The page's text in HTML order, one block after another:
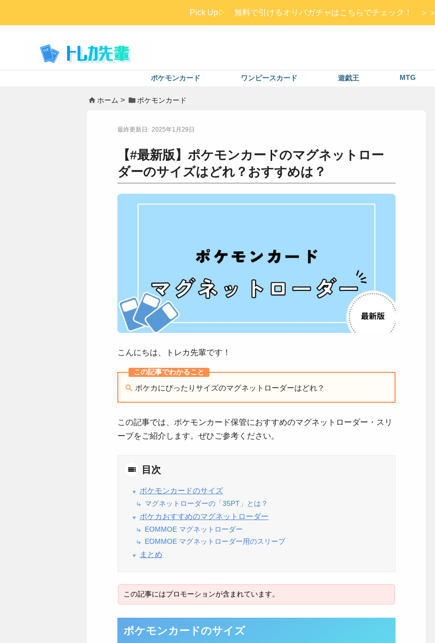
Pick Up▷ 無料で引けるオリパガチャはこちらでチェック！ ＞＞
ポケモンカード ワンピースカード 遊戯王 MTG
ホーム ポケモンカード
2025年1月29日
【#最新版】ポケモンカードのマグネットロー
ダーのサイズはどれ？おすすめは？
こんにちは、トレカ先輩です！
ポケカにぴったりサイズのマグネットローダーはどれ？
この記事では、ポケモンカード保管におすすめのマグネットローダー・スリ
ーブをご紹介します。ぜひご参考ください。
目次
ポケモンカードのサイズ
マグネットローダーの「35PT」とは？
ポケカおすすめのマグネットローダー
EOMMOE マグネットローダー
EOMMOE マグネットローダー用のスリーブ
まとめ
ポケモンカードのサイズ